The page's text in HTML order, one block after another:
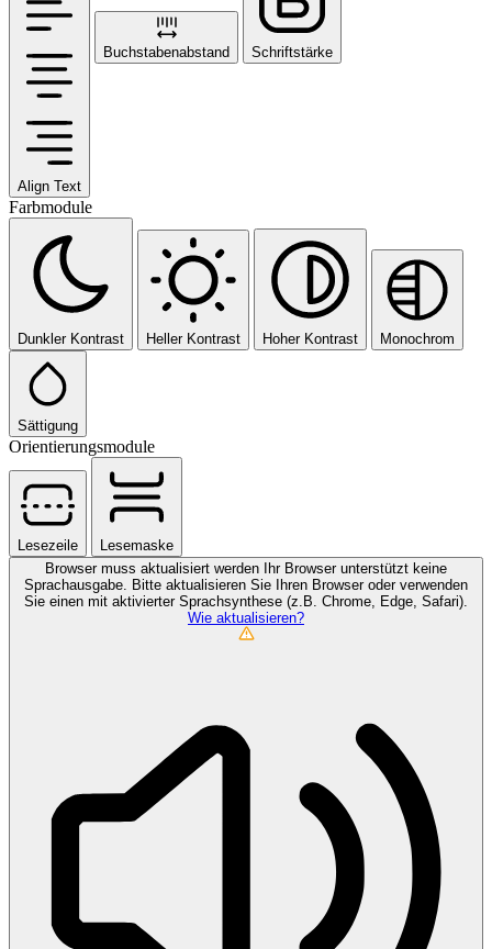
Align Text
Buchstabenabstand Schriftstärke
Farbmodule
Dunkler Kontrast Heller Kontrast Hoher Kontrast Monochrom
Sättigung
Orientierungsmodule
Lesezeile
Lesemaske
Browser muss aktualisiert werden
Ihr Browser unterstützt keine
Sprachausgabe. Bitte aktualisieren Sie Ihren Browser oder verwenden
Sie einen mit aktivierter Sprachsynthese (z.B. Chrome, Edge, Safari).
Wie aktualisieren?